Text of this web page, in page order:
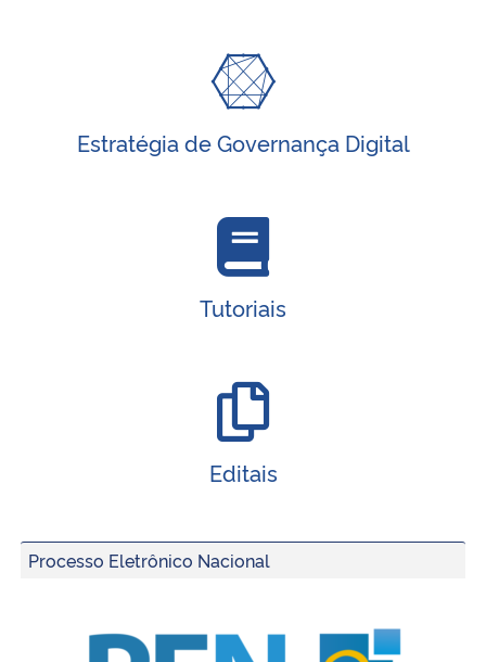
Estratégia de Governança Digital
Tutoriais
Editais
Processo Eletrônico Nacional